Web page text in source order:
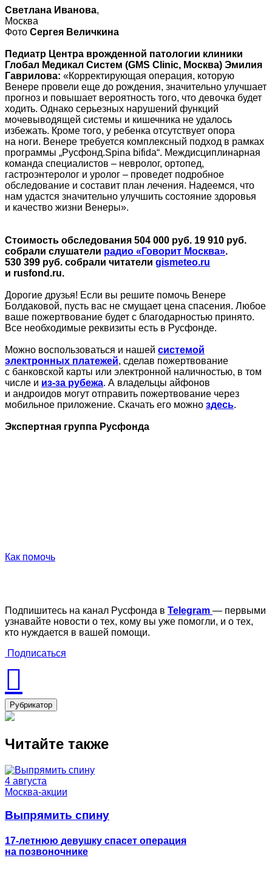
Светлана Иванова,
Москва
Фото Сергея Величкина
Педиатр Центра врожденной патологии клиники
Глобал Медикал Систем (GMS Clinic, Москва) Эмилия
Гаврилова: «Корректирующая операция, которую
Венере провели еще до рождения, значительно улучшает
прогноз и повышает вероятность того, что девочка будет
ходить. Однако серьезных нарушений функций
мочевыводящей системы и кишечника не удалось
избежать. Кроме того, у ребенка отсутствует опора
на ноги. Венере требуется комплексный подход в рамках
программы „Русфонд.Spina bifida“. Междисциплинарная
команда специалистов – невролог, ортопед,
гастроэнтеролог и уролог – проведет подробное
обследование и составит план лечения. Надеемся, что
нам удастся значительно улучшить состояние здоровья
и качество жизни Венеры».
Стоимость обследования 504 000 руб. 19 910 руб.
собрали слушатели радио «Говорит Москва».
530 399 руб. собрали читатели gismeteo.ru
и rusfond.ru.
Дорогие друзья! Если вы решите помочь Венере
Болдаковой, пусть вас не смущает цена спасения. Любое
ваше пожертвование будет с благодарностью принято.
Все необходимые реквизиты есть в Русфонде.
Можно воспользоваться и нашей системой
электронных платежей, сделав пожертвование
с банковской карты или электронной наличностью, в том
числе и из-за рубежа. А владельцы айфонов
и андроидов могут отправить пожертвование через
мобильное приложение. Скачать его можно здесь.
Экспертная группа Русфонда
Как помочь
Подпишитесь на канал Русфонда в Telegram — первыми
узнавайте новости о тех, кому вы уже помогли, и о тех,
кто нуждается в вашей помощи.
Подписаться
Рубрикатор
Читайте также
4 августа
Москва-акции
Выпрямить спину
17-летнюю девушку спасет операция
на позвоночнике